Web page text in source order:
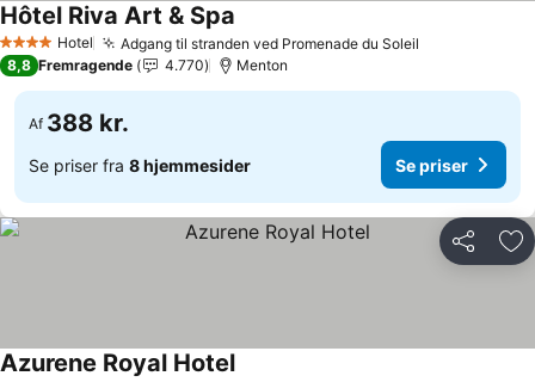
4 StjernerHotel Adgang til stranden ved Promenade du Soleil
Hôtel Riva Art & Spa
8,8 Fremragende 4.770 Menton
Af 388 kr.
Se priser fra 8 hjemmesider Se priser
Del
Azurene Royal Hotel